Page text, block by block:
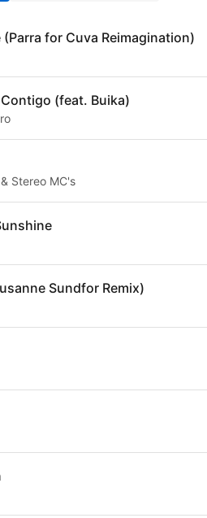
for Cuva Reimagination)
(feat. Buika)
Stereo MC's
Sundfor Remix)